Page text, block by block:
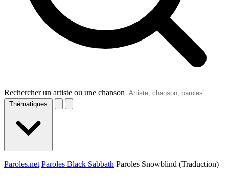
Rechercher un artiste ou une chanson
Thématiques
Paroles.net Paroles Black Sabbath Paroles Snowblind (Traduction)